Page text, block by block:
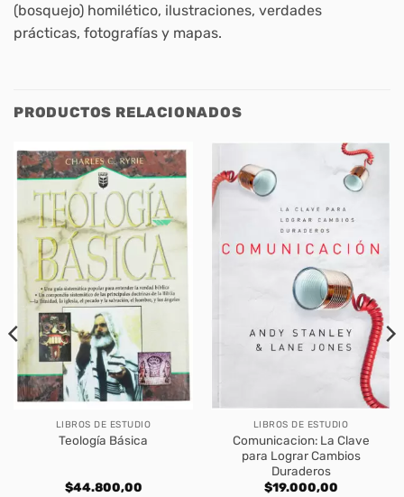
(bosquejo) homilético, ilustraciones, verdades
prácticas, fotografías y mapas.
PRODUCTOS RELACIONADOS
LIBROS DE ESTUDIO
Teología Básica
$44.800,00
LIBROS DE ESTUDIO
Comunicacion: La Clave
para Lograr Cambios
Duraderos
$19.000,00